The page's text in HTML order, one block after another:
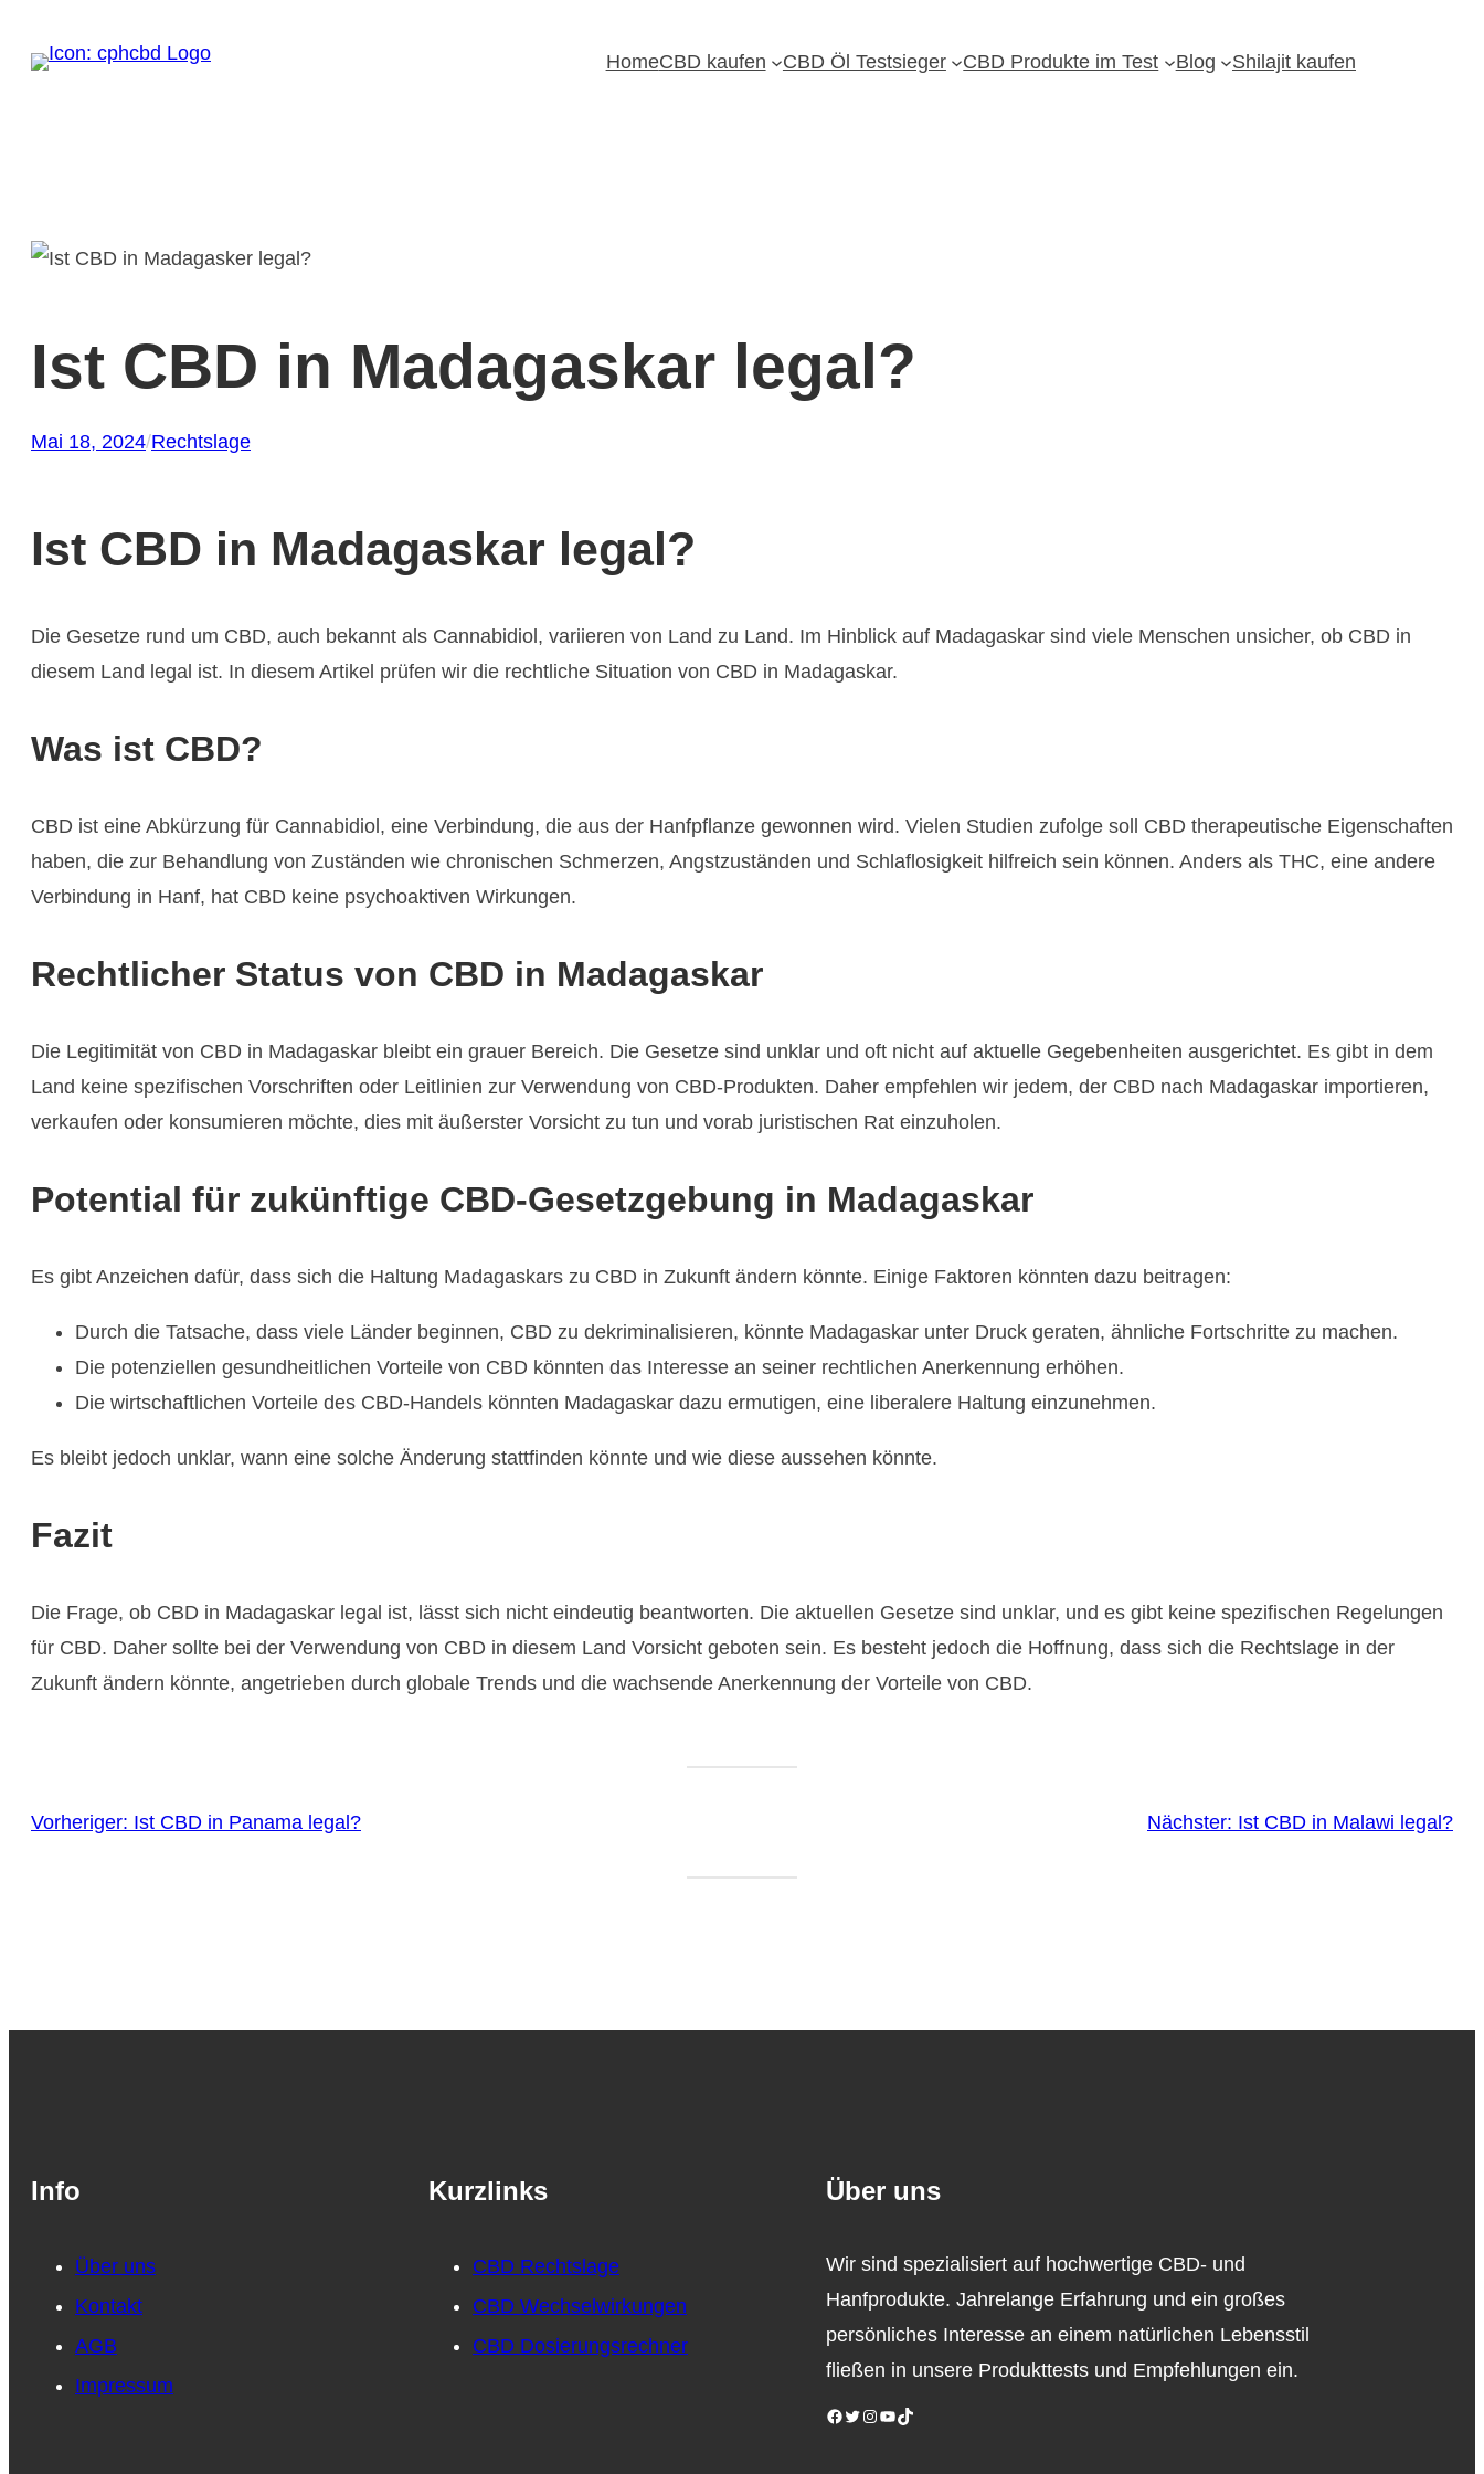
Inhalt
HomeCBD kaufen CBD Öl Testsieger CBD Produkte im Test Blog Shilajit kaufen
Ist CBD in Madagaskar legal?
Mai 18, 2024/Rechtslage
Ist CBD in Madagaskar legal?
Die Gesetze rund um CBD, auch bekannt als Cannabidiol, variieren von Land zu Land. Im Hinblick auf Madagaskar sind viele Menschen unsicher, ob CBD in
diesem Land legal ist. In diesem Artikel prüfen wir die rechtliche Situation von CBD in Madagaskar.
Was ist CBD?
CBD ist eine Abkürzung für Cannabidiol, eine Verbindung, die aus der Hanfpflanze gewonnen wird. Vielen Studien zufolge soll CBD therapeutische Eigenschaften
haben, die zur Behandlung von Zuständen wie chronischen Schmerzen, Angstzuständen und Schlaflosigkeit hilfreich sein können. Anders als THC, eine andere
Verbindung in Hanf, hat CBD keine psychoaktiven Wirkungen.
Rechtlicher Status von CBD in Madagaskar
Die Legitimität von CBD in Madagaskar bleibt ein grauer Bereich. Die Gesetze sind unklar und oft nicht auf aktuelle Gegebenheiten ausgerichtet. Es gibt in dem
Land keine spezifischen Vorschriften oder Leitlinien zur Verwendung von CBD-Produkten. Daher empfehlen wir jedem, der CBD nach Madagaskar importieren,
verkaufen oder konsumieren möchte, dies mit äußerster Vorsicht zu tun und vorab juristischen Rat einzuholen.
Potential für zukünftige CBD-Gesetzgebung in Madagaskar
Es gibt Anzeichen dafür, dass sich die Haltung Madagaskars zu CBD in Zukunft ändern könnte. Einige Faktoren könnten dazu beitragen:
Durch die Tatsache, dass viele Länder beginnen, CBD zu dekriminalisieren, könnte Madagaskar unter Druck geraten, ähnliche Fortschritte zu machen.
Die potenziellen gesundheitlichen Vorteile von CBD könnten das Interesse an seiner rechtlichen Anerkennung erhöhen.
Die wirtschaftlichen Vorteile des CBD-Handels könnten Madagaskar dazu ermutigen, eine liberalere Haltung einzunehmen.
Es bleibt jedoch unklar, wann eine solche Änderung stattfinden könnte und wie diese aussehen könnte.
Fazit
Die Frage, ob CBD in Madagaskar legal ist, lässt sich nicht eindeutig beantworten. Die aktuellen Gesetze sind unklar, und es gibt keine spezifischen Regelungen
für CBD. Daher sollte bei der Verwendung von CBD in diesem Land Vorsicht geboten sein. Es besteht jedoch die Hoffnung, dass sich die Rechtslage in der
Zukunft ändern könnte, angetrieben durch globale Trends und die wachsende Anerkennung der Vorteile von CBD.
Vorheriger: Ist CBD in Panama legal? Nächster: Ist CBD in Malawi legal?
Info
Über uns
Kontakt
AGB
Impressum
Kurzlinks
CBD Rechtslage
CBD Wechselwirkungen
CBD Dosierungsrechner
Über uns
Wir sind spezialisiert auf hochwertige CBD- und
Hanfprodukte. Jahrelange Erfahrung und ein großes
persönliches Interesse an einem natürlichen Lebensstil
fließen in unsere Produkttests und Empfehlungen ein.
Facebook Twitter Instagram YouTube TikTok